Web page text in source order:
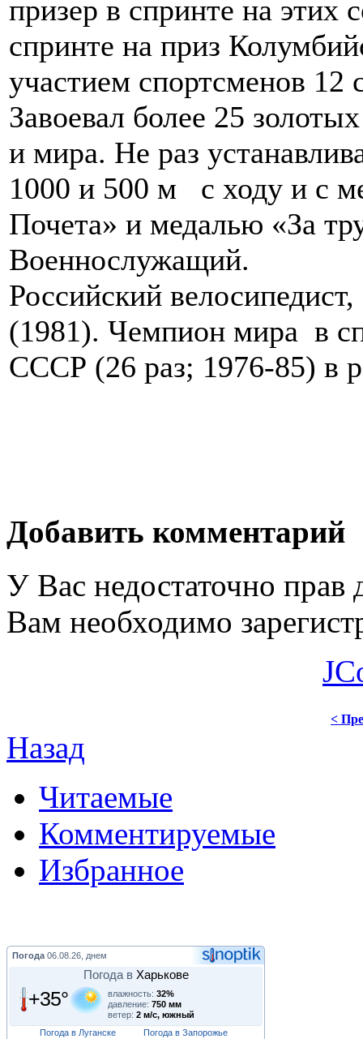
призер в спринте на этих
спринте на приз
участием спортсменов
Завоевал более 25
и мира. Не раз
1000 и 500 м с ходу и с
Почета» и медалью «За
Военнослужащий.
Российский
(1981). Чемпион мира в
СССР (26 раз; 1976-85) в
Добавить комментарий
У Вас недостаточно прав
Вам необходимо
<
Назад
Читаемые
Комментируемые
Избранное
Погода 06.08.26, днем
Погода в Харькове
+35° влажность: 32%
давление: 750 мм
ветер: 2 м/с, южный
Погода в Луганске
Погода в Запорожье